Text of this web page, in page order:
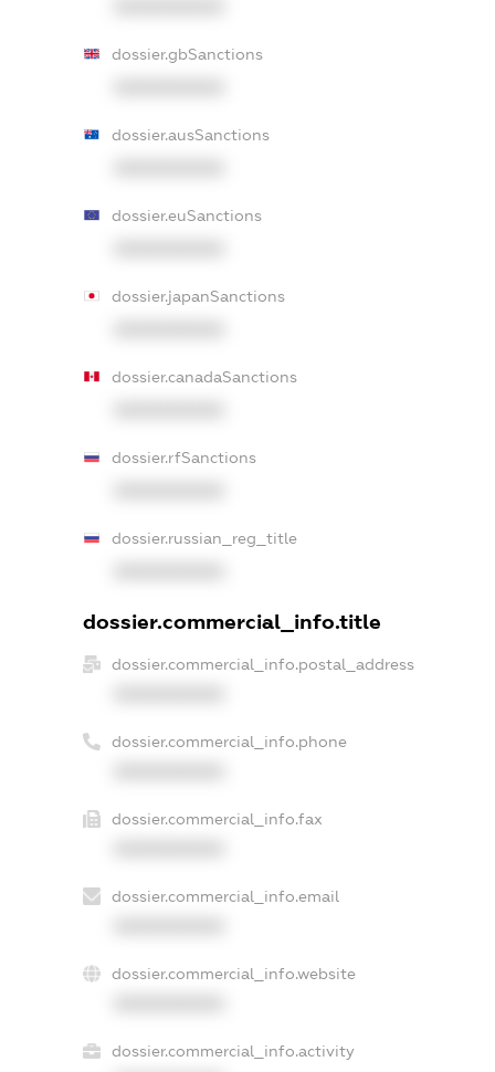
dossier.gbSanctions
dossier.ausSanctions
dossier.euSanctions
dossier.japanSanctions
dossier.canadaSanctions
dossier.rfSanctions
dossier.russian_reg_title
dossier.commercial_info.title
dossier.commercial_info.postal_address
dossier.commercial_info.phone
dossier.commercial_info.fax
dossier.commercial_info.email
dossier.commercial_info.website
dossier.commercial_info.activity